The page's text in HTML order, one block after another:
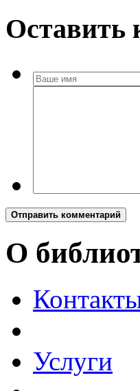
Оставить
Отправить комментарий
О
Услуги